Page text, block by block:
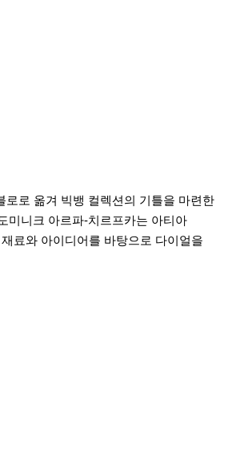
로 옮겨 빅뱅 컬렉션의 기틀을 마련한
미니크 아르파-치르프카는 아티아
료와 아이디어를 바탕으로 다이얼을